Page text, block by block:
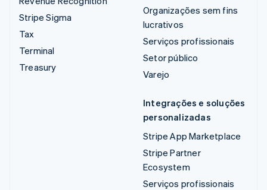
Stripe Sigma
Tax
Terminal
Treasury
Organizações sem fins
lucrativos
Serviços profissionais
Setor público
Varejo
Integrações e soluções
personalizadas
Stripe App Marketplace
Stripe Partner
Ecosystem
Serviços profissionais